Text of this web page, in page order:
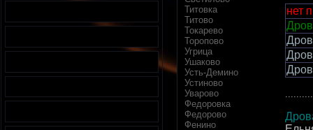
Титовка
Титово
Токарево
Торопово
Угрица
Ушаково
Усть-Демино
Устиново
Уварово
Федоровка
Федорово
Фенино
нет